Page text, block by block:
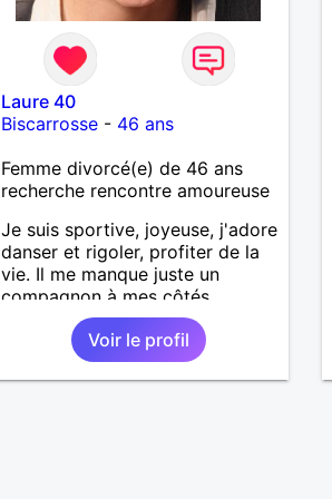
Laure 40
Biscarrosse- 46 ans
Femme divorcé(e) de 46 ans
recherche rencontre amoureuse
Je suis sportive, joyeuse, j'adore
danser et rigoler, profiter de la
vie. Il me manque juste un
compagnon à mes côtés.
Voir le profil